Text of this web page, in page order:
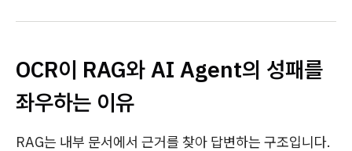
OCR이 RAG와 AI Agent의 성패를
좌우하는 이유
RAG는 내부 문서에서 근거를 찾아 답변하는 구조입니다.